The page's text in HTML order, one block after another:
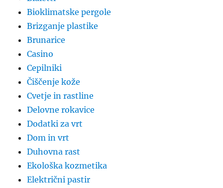
Bioklimatske pergole
Brizganje plastike
Brunarice
Casino
Cepilniki
Čiščenje kože
Cvetje in rastline
Delovne rokavice
Dodatki za vrt
Dom in vrt
Duhovna rast
Ekološka kozmetika
Električni pastir